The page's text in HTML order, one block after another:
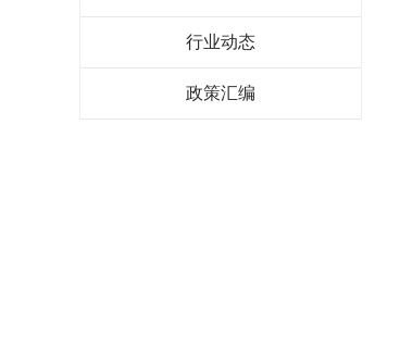
行业动态
政策汇编